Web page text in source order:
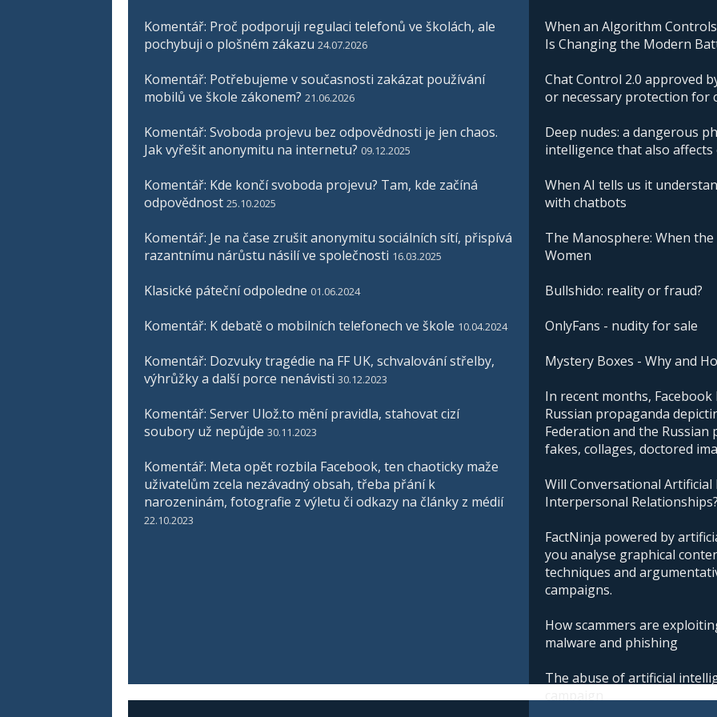
Komentář: Proč podporuji regulaci telefonů ve školách, ale
pochybuji o plošném zákazu 24.07.2026
Komentář: Potřebujeme v současnosti zakázat používání
mobilů ve škole zákonem? 21.06.2026
Komentář: Svoboda projevu bez odpovědnosti je jen chaos.
Jak vyřešit anonymitu na internetu? 09.12.2025
Komentář: Kde končí svoboda projevu? Tam, kde začíná
odpovědnost 25.10.2025
Komentář: Je na čase zrušit anonymitu sociálních sítí, přispívá
razantnímu nárůstu násilí ve společnosti 16.03.2025
Klasické páteční odpoledne 01.06.2024
Komentář: K debatě o mobilních telefonech ve škole 10.04.2024
Komentář: Dozvuky tragédie na FF UK, schvalování střelby,
výhrůžky a další porce nenávisti 30.12.2023
Komentář: Server Ulož.to mění pravidla, stahovat cizí
soubory už nepůjde 30.11.2023
Komentář: Meta opět rozbila Facebook, ten chaoticky maže
uživatelům zcela nezávadný obsah, třeba přání k
narozeninám, fotografie z výletu či odkazy na články z médií
22.10.2023
When an Algorithm
Is Changing the Modern
Chat Control 2.0 approved
or necessary protection for
Deep nudes: a dangerous
intelligence that also affects
When AI tells us it
with chatbots
The Manosphere: When
Women
Bullshido: reality or fraud?
OnlyFans - nudity for sale
Mystery Boxes - Why and
In recent months,
Russian propaganda
Federation and the Russian
fakes, collages, doctored
Will Conversational
Interpersonal
FactNinja powered by
you analyse graphical
techniques and
campaigns.
How scammers are
malware and phishing
The abuse of artificial